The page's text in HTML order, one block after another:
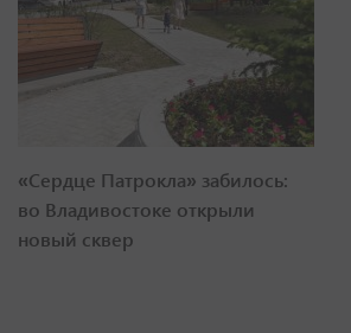
«Сердце Патрокла» забилось:
во Владивостоке открыли
новый сквер